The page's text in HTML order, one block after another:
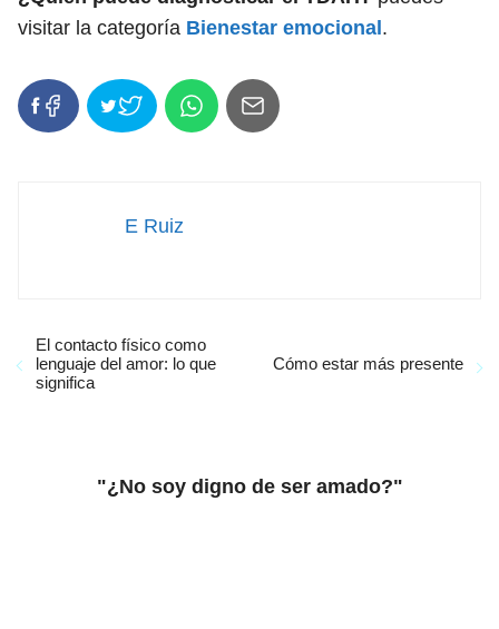
visitar la categoría Bienestar emocional .
E Ruiz
El contacto físico como
lenguaje del amor: lo que
significa
Cómo estar más presente
"¿No soy digno de ser amado?"